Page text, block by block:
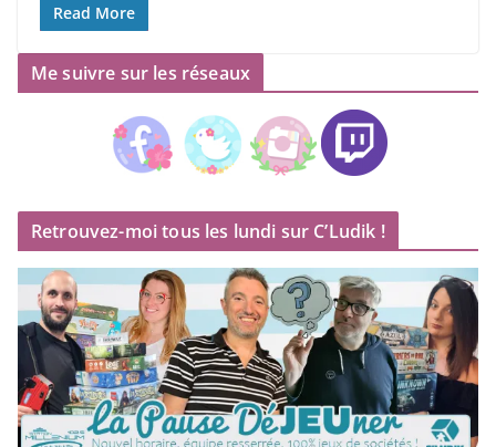
Read More
Me suivre sur les réseaux
Retrouvez-moi tous les lundi sur C’Ludik !